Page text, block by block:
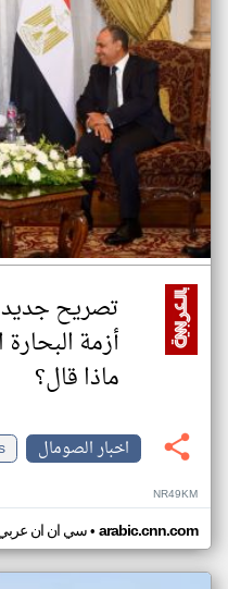
تصريح
أزمة
ماذا قال؟
اخبار الصومال
NR49KM
سي ان ان• arabic.cnn.com